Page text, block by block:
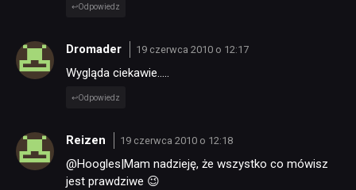
RECENZJE
PUBLICYSTYKA
KULTURA
Odpowiedz
Dromader 19 czerwca 2010 o 12:17
Wygląda ciekawie…..
Odpowiedz
Reizen 19 czerwca 2010 o 12:18
@Hoogles|Mam nadzieję, że wszystko co mówisz
jest prawdziwe 😉